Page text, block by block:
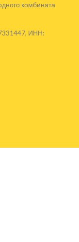
комбината
ИНН: